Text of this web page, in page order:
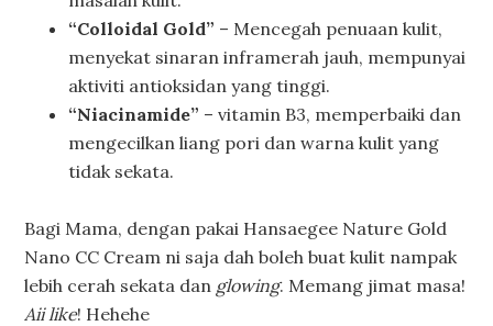
“Colloidal Gold” – Mencegah penuaan kulit,
menyekat sinaran inframerah jauh, mempunyai
aktiviti antioksidan yang tinggi.
“Niacinamide” – vitamin B3, memperbaiki dan
mengecilkan liang pori dan warna kulit yang
tidak sekata.
Bagi Mama, dengan pakai Hansaegee Nature Gold
Nano CC Cream ni saja dah boleh buat kulit nampak
lebih cerah sekata dan glowing. Memang jimat masa!
Aii like! Hehehe